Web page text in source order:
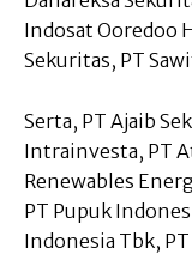
Indosat Ooredoo
Sekuritas, PT
Serta, PT Ajaib
Intrainvesta, PT
Renewables
PT Pupuk
Indonesia Tbk,